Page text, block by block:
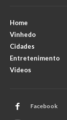
Home
Vinhedo
Cidades
Entretenimento
Vídeos
Facebook